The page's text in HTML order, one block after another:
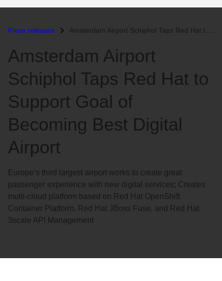
idioma
Press releases Amsterdam Airport Schiphol Taps Red Hat to Support Goal of Becoming Be...
Amsterdam Airport
Schiphol Taps Red Hat to
Support Goal of
Becoming Best Digital
Airport
Europe’s third largest airport works to create great
passenger experience with new digital services; Creates
multi-cloud platform based on Red Hat OpenShift
Container Platform, Red Hat JBoss Fuse, and Red Hat
3scale API Management